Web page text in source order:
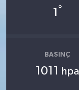
1 °
BASINÇ
1011 hpa